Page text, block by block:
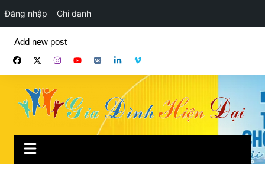
Đăng nhập Ghi danh
phần
Add new post